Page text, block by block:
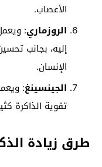
الأعصاب.
الروزماري:
إليه، بجانب
الإنسان.
الجينسينغ:
تقوية الذاكرة
طرق زيادة